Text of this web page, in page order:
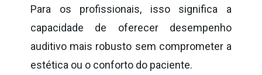
Para os profissionais, isso significa a
capacidade de oferecer desempenho
auditivo mais robusto sem comprometer a
estética ou o conforto do paciente.